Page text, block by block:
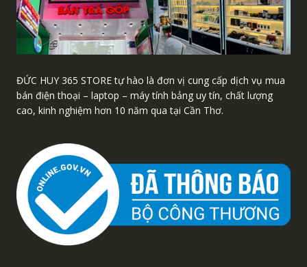
ĐỨC HUY 365 STORE tự hào là đơn vị cung cấp dịch vụ mua
bán điện thoại – laptop – máy tính bảng uy tín, chất lượng
cao, kinh nghiệm hơn 10 năm qua tại Cần Thơ.